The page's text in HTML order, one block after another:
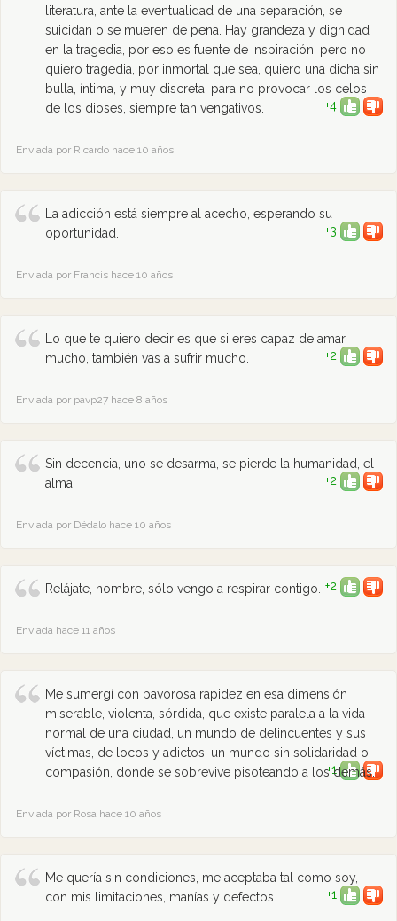
literatura, ante la eventualidad de una separación, se
suicidan o se mueren de pena. Hay grandeza y dignidad
en la tragedia, por eso es fuente de inspiración, pero no
quiero tragedia, por inmortal que sea, quiero una dicha sin
bulla, íntima, y muy discreta, para no provocar los celos
de los dioses, siempre tan vengativos.
+4
Enviada por RIcardo hace 10 años
La adicción está siempre al acecho, esperando su
oportunidad.
+3
Enviada por Francis hace 10 años
Lo que te quiero decir es que si eres capaz de amar
mucho, también vas a sufrir mucho.
+2
Enviada por pavp27 hace 8 años
Sin decencia, uno se desarma, se pierde la humanidad, el
alma.
+2
Enviada por Dédalo hace 10 años
Relájate, hombre, sólo vengo a respirar contigo. +2
Enviada hace 11 años
Me sumergí con pavorosa rapidez en esa dimensión
miserable, violenta, sórdida, que existe paralela a la vida
normal de una ciudad, un mundo de delincuentes y sus
víctimas, de locos y adictos, un mundo sin solidaridad o
compasión, donde se sobrevive pisoteando a los demás.
+1
Enviada por Rosa hace 10 años
Me quería sin condiciones, me aceptaba tal como soy,
con mis limitaciones, manías y defectos.
+1